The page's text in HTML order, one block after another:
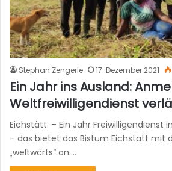
Stephan Zengerle 17. Dezember 2021
Ein Jahr ins Ausland:
Weltfreiwilligendienst
Eichstätt. – Ein Jahr Freiwilligendienst
– das bietet das Bistum Eichstätt mit
„weltwärts“ an.…